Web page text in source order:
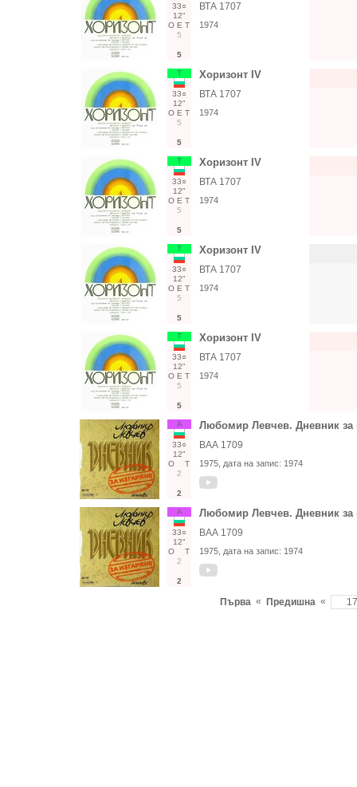
33○
12"
О Е Т
5
5
ВТА 1707
1974
Т
33○
12"
О Е Т
5
5
Хоризонт IV
ВТА 1707
1974
Т
33○
12"
О Е Т
5
5
Хоризонт IV
ВТА 1707
1974
Т
33○
12"
О Е Т
5
5
Хоризонт IV
ВТА 1707
1974
Т
33○
12"
О Е Т
5
5
Хоризонт IV
ВТА 1707
1974
А
33○
12"
О
Т
2
2
Любомир Левчев. Дневник за
ВАА 1709
1975 , дата на запис: 1974
А
33○
12"
О
Т
2
2
Любомир Левчев. Дневник за
ВАА 1709
1975 , дата на запис: 1974
Първа « Предишна «